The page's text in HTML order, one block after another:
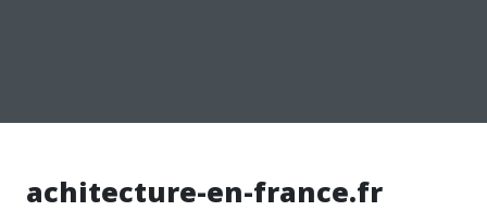
achitecture-en-france.fr